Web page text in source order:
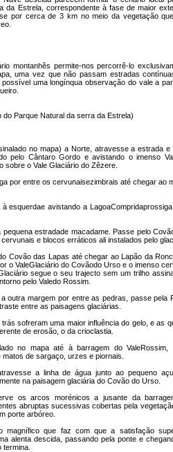
da Estrela, correspondente à fase de maior
por cerca de 3 km no meio da vegetação
montanhês permite-nos percorrê-lo
uma vez que não passam estradas
uma longínqua observação do vale a
Parque Natural da serra da Estrela)
no mapa) a Norte, atravesse a estrada e
pelo Cântaro Gordo e avistando o imenso
sobre o Vale Glaciário do Zêzere.
por entre os cervunaisezimbrais até chegar ao
esquerdae avistando a
estradade macadame. Passe pelo
e blocos erráticos ali instalados pelo
Covão das Lapas até chegar ao Lapão da
o ValeGlaciário do Covãodo Urso e o imenso
segue o seu trajecto sem um trilho
pelo Valedo Rossim.
outra margem por entre as pedras, passe pela
entre as paisagens glaciárias.
sofreram uma maior influência do gelo, e as
de erosão, o da crioclastia.
no mapa até à barragem do ValeRossim,
de sargaço, urzes e piornais.
a linha de água junto ao pequeno
na paisagem glaciária do Covão do Urso.
os arcos morénicos a jusante da
abruptas sucessivas cobertas pela
porte arbóreo.
magnífico que faz com que a satisfação
alenta descida, passando pela ponte e